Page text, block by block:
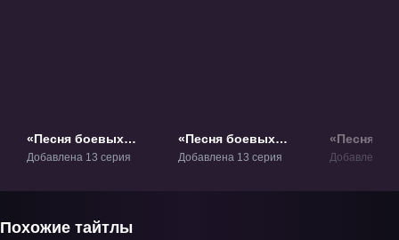
«Песня боевых
принцесс:
Добавлена 13 серия
«Песня боевых
принцесс:
Добавлена 13 серия
«Песня
принцесс:
Добавлена
Похожие тайтлы